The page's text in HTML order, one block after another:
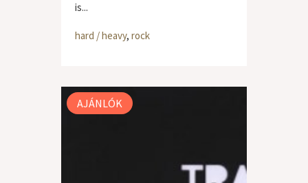
is...
hard / heavy, rock
AJÁNLÓK